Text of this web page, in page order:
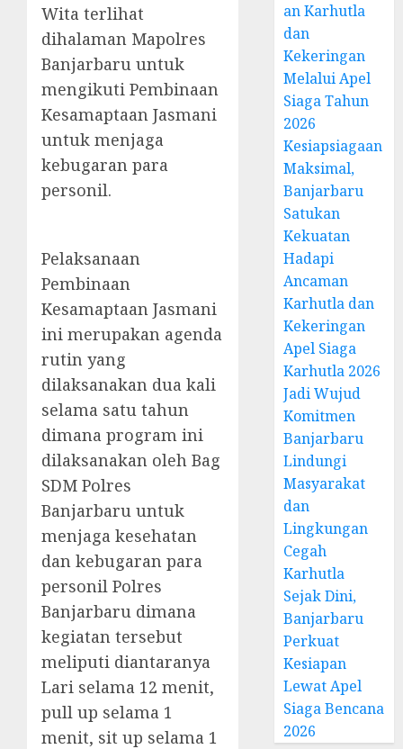
Wita terlihat
dihalaman Mapolres
Banjarbaru untuk
mengikuti Pembinaan
Kesamaptaan Jasmani
untuk menjaga
kebugaran para
personil.
Pelaksanaan
Pembinaan
Kesamaptaan Jasmani
ini merupakan agenda
rutin yang
dilaksanakan dua kali
selama satu tahun
dimana program ini
dilaksanakan oleh Bag
SDM Polres
Banjarbaru untuk
menjaga kesehatan
dan kebugaran para
personil Polres
Banjarbaru dimana
kegiatan tersebut
meliputi diantaranya
Lari selama 12 menit,
pull up selama 1
menit, sit up selama 1
an Karhutla
dan
Kekeringan
Melalui Apel
Siaga Tahun
2026
Kesiapsiagaan
Maksimal,
Banjarbaru
Satukan
Kekuatan
Hadapi
Ancaman
Karhutla dan
Kekeringan
Apel Siaga
Karhutla 2026
Jadi Wujud
Komitmen
Banjarbaru
Lindungi
Masyarakat
dan
Lingkungan
Cegah
Karhutla
Sejak Dini,
Banjarbaru
Perkuat
Kesiapan
Lewat Apel
Siaga Bencana
2026